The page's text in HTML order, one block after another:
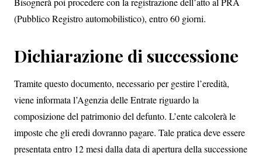
(Pubblico Registro automobilistico), entro 60 giorni.
Dichiarazione di successione
Tramite questo documento, necessario per gestire l’eredità,
viene informata l’Agenzia delle Entrate riguardo la
composizione del patrimonio del defunto. L’ente calcolerà le
imposte che gli eredi dovranno pagare. Tale pratica deve essere
presentata entro 12 mesi dalla data di apertura della successione